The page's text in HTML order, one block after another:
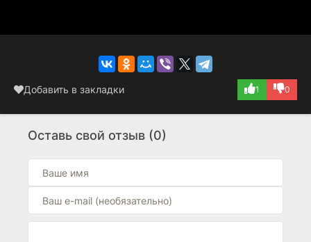
Добавить в закладки 1 0
Оставь свой отзыв (0)